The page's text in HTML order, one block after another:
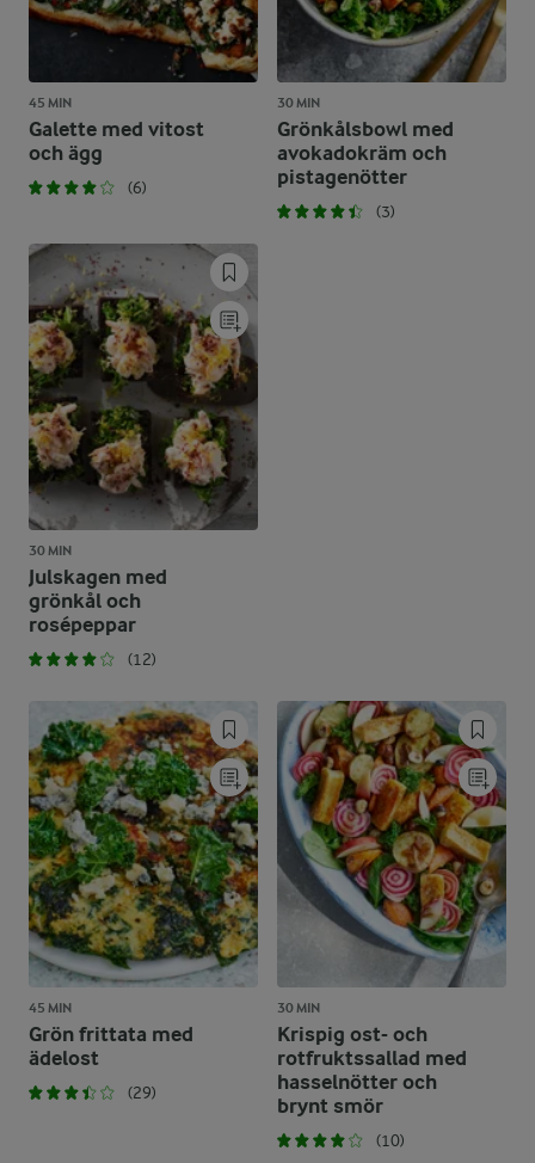
45 MIN
Galette med vitost
och ägg
(6)
30 MIN
Grönkålsbowl med
avokadokräm och
pistagenötter
(3)
30 MIN
Julskagen med
grönkål och
rosépeppar
(12)
45 MIN
Grön frittata med
ädelost
(29)
30 MIN
Krispig ost- och
rotfruktssallad med
hasselnötter och
brynt smör
(10)